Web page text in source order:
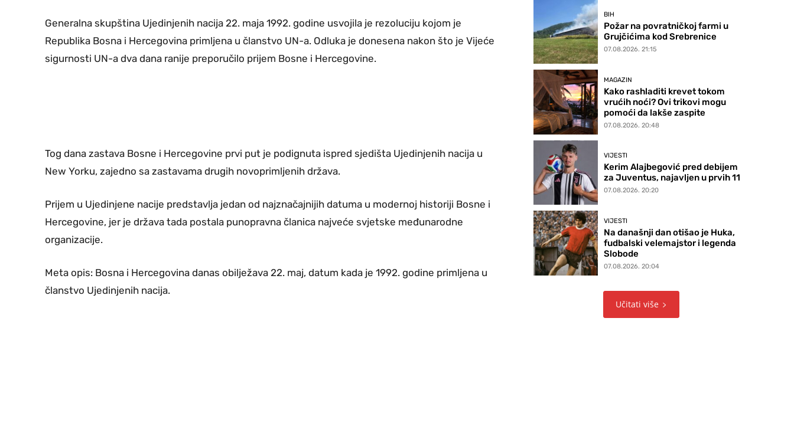
Generalna skupština Ujedinjenih nacija 22. maja 1992. godine usvojila je rezoluciju kojom je
Republika Bosna i Hercegovina primljena u članstvo UN-a. Odluka je donesena nakon što je Vijeće
sigurnosti UN-a dva dana ranije preporučilo prijem Bosne i Hercegovine.
Tog dana zastava Bosne i Hercegovine prvi put je podignuta ispred sjedišta Ujedinjenih nacija u
New Yorku, zajedno sa zastavama drugih novoprimljenih država.
Prijem u Ujedinjene nacije predstavlja jedan od najznačajnijih datuma u modernoj historiji Bosne i
Hercegovine, jer je država tada postala punopravna članica najveće svjetske međunarodne
organizacije.
Meta opis: Bosna i Hercegovina danas obilježava 22. maj, datum kada je 1992. godine primljena u
članstvo Ujedinjenih nacija.
BIH
Požar na povratničkoj farmi u
Grujčićima kod Srebrenice
07.08.2026. 21:15
MAGAZIN
Kako rashladiti krevet tokom
vrućih noći? Ovi trikovi mogu
pomoći da lakše zaspite
07.08.2026. 20:48
VIJESTI
Kerim Alajbegović pred debijem
za Juventus, najavljen u prvih 11
07.08.2026. 20:20
VIJESTI
Na današnji dan otišao je Huka,
fudbalski velemajstor i legenda
Slobode
07.08.2026. 20:04
Učitati više